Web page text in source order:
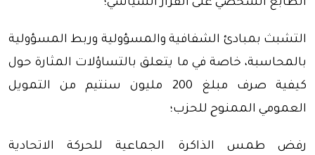
الطابع الشخصي على القرار السياسي؛
التشبث بمبادئ الشفافية والمسؤولية وربط المسؤولية
بالمحاسبة، خاصة في ما يتعلق بالتساؤلات المثارة حول
كيفية صرف مبلغ 200 مليون سنتيم من التمويل
العمومي الممنوح للحزب؛
رفض طمس الذاكرة الجماعية للحركة الاتحادية